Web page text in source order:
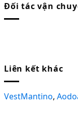
Đối tác vận
Liên kết khác
VestMantino,